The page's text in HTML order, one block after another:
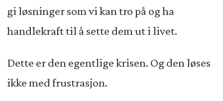
gi løsninger som vi kan tro på og ha
handlekraft til å sette dem ut i livet.
Dette er den egentlige krisen. Og den løses
ikke med frustrasjon.